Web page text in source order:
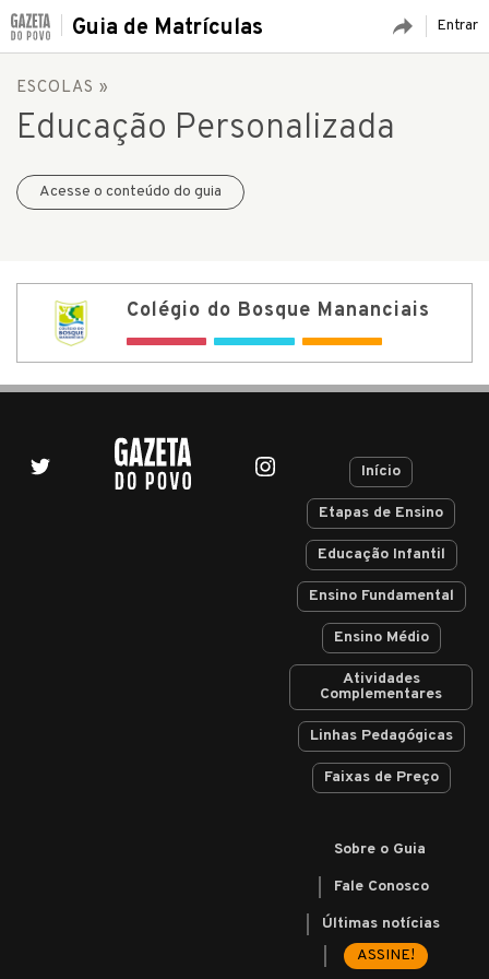
Entrar
Guia de Matrículas
ESCOLAS »
Educação Personalizada
Acesse o conteúdo do guia
Colégio do Bosque Mananciais
Início
Etapas de Ensino
Educação Infantil
Ensino Fundamental
Ensino Médio
Atividades
Complementares
Linhas Pedagógicas
Faixas de Preço
Sobre o Guia
Fale Conosco
Últimas notícias
ASSINE!